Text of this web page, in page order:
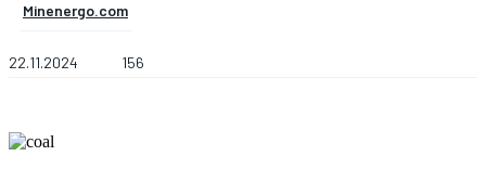
Minenergo.com
22.11.2024 156